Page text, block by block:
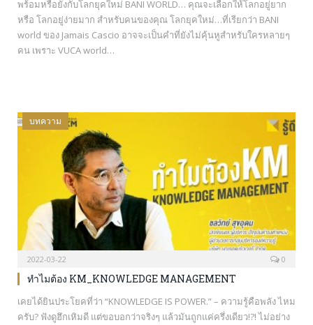
พร้อมหรือยังกับโลกยุคใหม่ BANI WORLD… คุณจะเลือกให้โลกอยู่ยาก
หรือ โลกอยู่ง่ายมาก สำหรับคนของคุณ โลกยุคใหม่…ที่เรียกว่า BANI
world ของ Jamais Cascio อาจจะเป็นคำที่ยังไม่คุ้นหูสำหรับใครหลายๆ
คน เพราะ VUCA world…
บทความ
2022-03-22 0
ทำไมต้อง KM_KNOWLEDGE MANAGEMENT
เคยได้ยินประโยคที่ว่า “KNOWLEDGE IS POWER.” – ความรู้คือพลัง ไหม
ครับ? ฟังดูฮึกเหิมดี แต่ขอบอกว่าจริงๆ แล้วมันถูกแค่ครึ่งเดียว!?! ไม่อย่าง